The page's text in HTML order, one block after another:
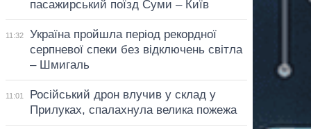
пасажирський поїзд Суми – Київ
11:32
Україна пройшла період рекордної
серпневої спеки без відключень світла
– Шмигаль
11:01
Російський дрон влучив у склад у
Прилуках, спалахнула велика пожежа